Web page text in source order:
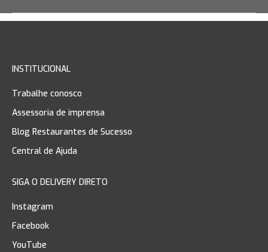
INSTITUCIONAL
Trabalhe conosco
Assessoria de imprensa
Blog Restaurantes de Sucesso
Central de Ajuda
SIGA O DELIVERY DIRETO
Instagram
Facebook
YouTube